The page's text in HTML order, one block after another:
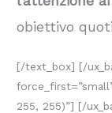
obiettivo
[/text_box] [/
255, 255)”] [/